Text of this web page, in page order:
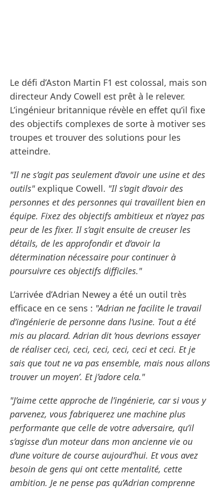
Le défi d’Aston Martin F1 est colossal, mais son
directeur Andy Cowell est prêt à le relever.
L’ingénieur britannique révèle en effet qu’il fixe
des objectifs complexes de sorte à motiver ses
troupes et trouver des solutions pour les
atteindre.
"Il ne s’agit pas seulement d’avoir une usine et des
outils"explique Cowell. "Il s’agit d’avoir des
personnes et des personnes qui travaillent bien en
équipe. Fixez des objectifs ambitieux et n’ayez pas
peur de les fixer. Il s’agit ensuite de creuser les
détails, de les approfondir et d’avoir la
détermination nécessaire pour continuer à
poursuivre ces objectifs difficiles."
L’arrivée d’Adrian Newey a été un outil très
efficace en ce sens : "Adrian ne facilite le travail
d’ingénierie de personne dans l’usine. Tout a été
mis au placard. Adrian dit ’nous devrions essayer
de réaliser ceci, ceci, ceci, ceci, ceci et ceci. Et je
sais que tout ne va pas ensemble, mais nous allons
trouver un moyen’. Et j’adore cela."
"J’aime cette approche de l’ingénierie, car si vous y
parvenez, vous fabriquerez une machine plus
performante que celle de votre adversaire, qu’il
s’agisse d’un moteur dans mon ancienne vie ou
d’une voiture de course aujourd’hui. Et vous avez
besoin de gens qui ont cette mentalité, cette
ambition. Je ne pense pas qu’Adrian comprenne